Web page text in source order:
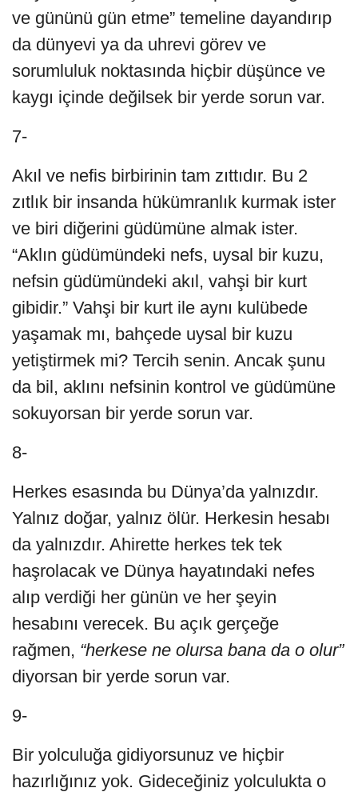
ve gününü gün etme” temeline dayandırıp
da dünyevi ya da uhrevi görev ve
sorumluluk noktasında hiçbir düşünce ve
kaygı içinde değilsek bir yerde sorun var.
7-
Akıl ve nefis birbirinin tam zıttıdır. Bu 2
zıtlık bir insanda hükümranlık kurmak ister
ve biri diğerini güdümüne almak ister.
“Aklın güdümündeki nefs, uysal bir kuzu,
nefsin güdümündeki akıl, vahşi bir kurt
gibidir.” Vahşi bir kurt ile aynı kulübede
yaşamak mı, bahçede uysal bir kuzu
yetiştirmek mi? Tercih senin. Ancak şunu
da bil, aklını nefsinin kontrol ve güdümüne
sokuyorsan bir yerde sorun var.
8-
Herkes esasında bu Dünya’da yalnızdır.
Yalnız doğar, yalnız ölür. Herkesin hesabı
da yalnızdır. Ahirette herkes tek tek
haşrolacak ve Dünya hayatındaki nefes
alıp verdiği her günün ve her şeyin
hesabını verecek. Bu açık gerçeğe
rağmen, “herkese ne olursa bana da o olur”
diyorsan bir yerde sorun var.
9-
Bir yolculuğa gidiyorsunuz ve hiçbir
hazırlığınız yok. Gideceğiniz yolculukta o